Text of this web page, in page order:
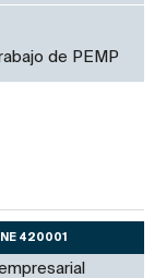
de PEMP
420001